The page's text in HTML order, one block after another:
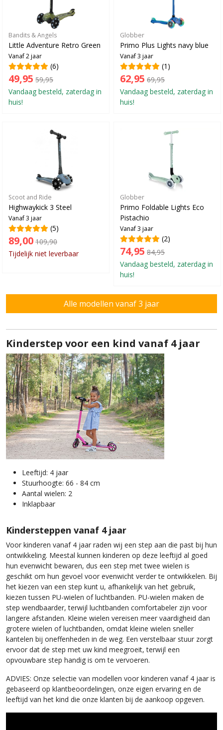
Bandits & Angels
Little Adventure Retro Green
Vanaf 2 jaar
(6)
49,95 59,95
Vandaag besteld, zaterdag in
huis!
Globber
Primo Plus Lights navy blue
Vanaf 3 jaar
(1)
62,95 69,95
Vandaag besteld, zaterdag in
huis!
Scoot and Ride
Highwaykick 3 Steel
Vanaf 3 jaar
(5)
89,00 109,90
Tijdelijk niet leverbaar
Globber
Primo Foldable Lights Eco
Pistachio
Vanaf 3 jaar
(2)
74,95 84,95
Vandaag besteld, zaterdag in
huis!
Alle modellen vanaf 3 jaar
Kinderstep voor een kind vanaf 4 jaar
Leeftijd: 4 jaar
Stuurhoogte: 66 - 84 cm
Aantal wielen: 2
Inklapbaar
Kindersteppen vanaf 4 jaar
Voor kinderen vanaf 4 jaar raden wij een step aan die past bij hun
ontwikkeling. Meestal kunnen kinderen op deze leeftijd al goed
hun evenwicht bewaren, dus een step met twee wielen is
geschikt om hun gevoel voor evenwicht verder te ontwikkelen. Bij
het kiezen van een step kunt u, afhankelijk van het gebruik,
kiezen tussen PU-wielen of luchtbanden. PU-wielen maken de
step wendbaarder, terwijl luchtbanden comfortabeler zijn voor
langere afstanden. Kleine wielen vereisen meer vaardigheid dan
grotere wielen of luchtbanden, omdat kleine wielen sneller
kantelen bij oneffenheden in de weg. Een verstelbaar stuur zorgt
ervoor dat de step met uw kind meegroeit, terwijl een
opvouwbare step handig is om te vervoeren.
ADVIES: Onze selectie van modellen voor kinderen vanaf 4 jaar is
gebaseerd op klantbeoordelingen, onze eigen ervaring en de
leeftijd van het kind die onze klanten bij de aankoop opgeven.